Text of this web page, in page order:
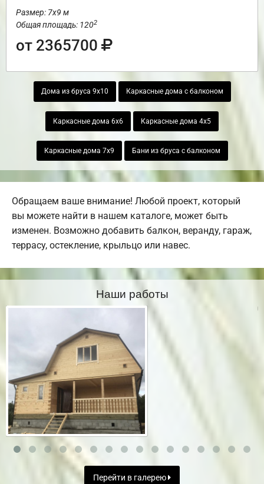
Размер: 7х9 м
Общая площадь: 1202
от 2365700
Дома из бруса 9х10 Каркасные дома с балконом
Каркасные дома 6х6 Каркасные дома 4х5
Каркасные дома 7х9 Бани из бруса с балконом
Обращаем ваше внимание! Любой проект, который
вы можете найти в нашем каталоге, может быть
изменен. Возможно добавить балкон, веранду, гараж,
террасу, остекление, крыльцо или навес.
Наши работы
Перейти в галерею